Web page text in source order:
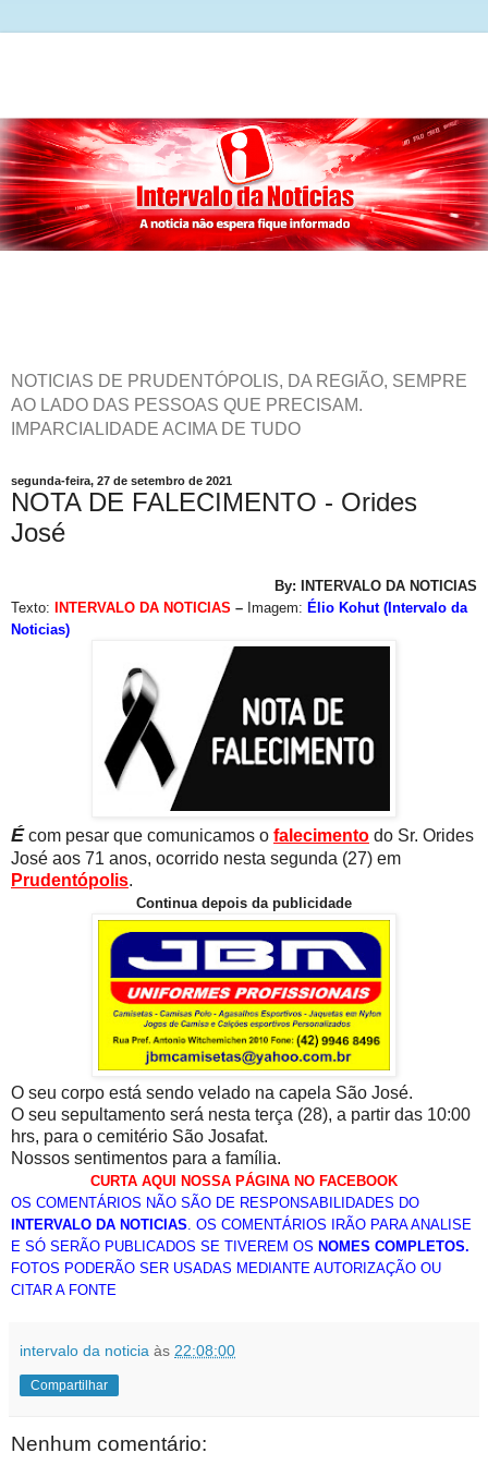
NOTICIAS DE PRUDENTÓPOLIS, DA REGIÃO, SEMPRE
AO LADO DAS PESSOAS QUE PRECISAM.
IMPARCIALIDADE ACIMA DE TUDO
segunda-feira, 27 de setembro de 2021
NOTA DE FALECIMENTO - Orides
José
By: INTERVALO DA NOTICIAS
Texto: INTERVALO DA NOTICIAS – Imagem: Élio Kohut (Intervalo da
Noticias)
Écom pesar que comunicamos o falecimento do Sr. Orides
José aos 71 anos, ocorrido nesta segunda (27) em
Prudentópolis.
Continua depois da publicidade
O seu corpo está sendo velado na capela São José.
O seu sepultamento será nesta terça (28), a partir das 10:00
hrs, para o cemitério São Josafat.
Nossos sentimentos para a família.
CURTA AQUI NOSSA PÁGINA NO FACEBOOK
OS COMENTÁRIOS NÃO SÃO DE RESPONSABILIDADES DO
INTERVALO DA NOTICIAS . OS COMENTÁRIOS IRÃO PARA ANALISE
E SÓ SERÃO PUBLICADOS SE TIVEREM OS NOMES COMPLETOS.
FOTOS PODERÃO SER USADAS MEDIANTE AUTORIZAÇÃO OU
CITAR A FONTE
intervalo da noticia às 22:08:00
Compartilhar
Nenhum comentário: